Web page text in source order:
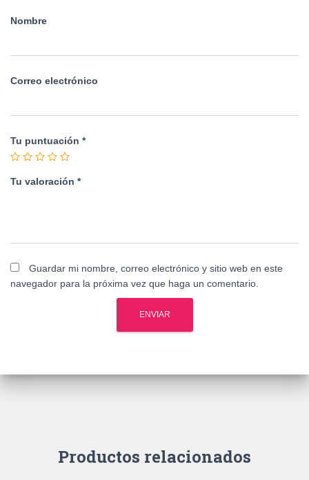
Nombre
Correo electrónico
Tu puntuación *
Tu valoración *
Guardar mi nombre, correo electrónico y sitio web en este
navegador para la próxima vez que haga un comentario.
Productos relacionados